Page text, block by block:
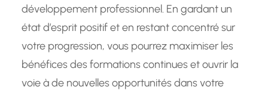
développement professionnel. En gardant un
état d’esprit positif et en restant concentré sur
votre progression, vous pourrez maximiser les
bénéfices des formations continues et ouvrir la
voie à de nouvelles opportunités dans votre